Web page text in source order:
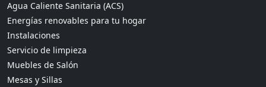
Agua Caliente Sanitaria (ACS)
Energías renovables para tu hogar
Instalaciones
Servicio de limpieza
Muebles de Salón
Mesas y Sillas